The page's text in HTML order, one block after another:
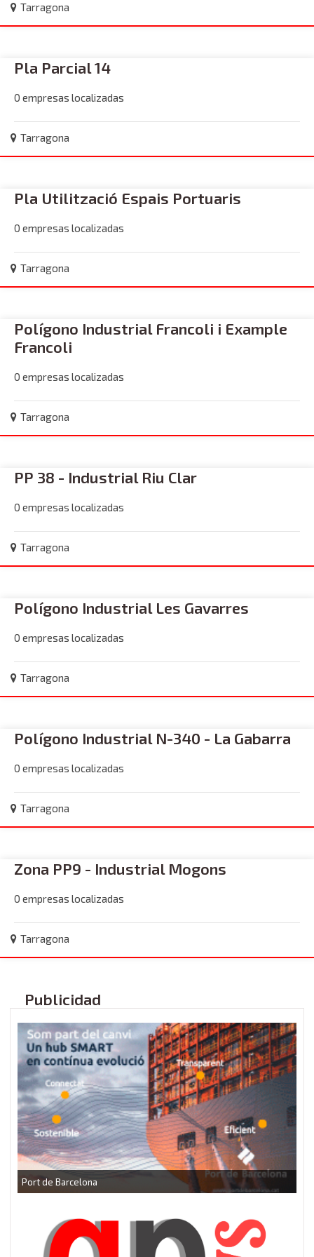
Tarragona
Pla Parcial 14
0 empresas localizadas
Tarragona
Pla Utilització Espais Portuaris
0 empresas localizadas
Tarragona
Polígono Industrial Francoli i Example
Francoli
0 empresas localizadas
Tarragona
PP 38 - Industrial Riu Clar
0 empresas localizadas
Tarragona
Polígono Industrial Les Gavarres
0 empresas localizadas
Tarragona
Polígono Industrial N-340 - La Gabarra
0 empresas localizadas
Tarragona
Zona PP9 - Industrial Mogons
0 empresas localizadas
Tarragona
Publicidad